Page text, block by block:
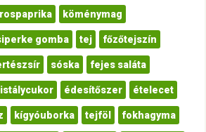
köménymag
gomba tej főzőtejszín
sóska fejes saláta
édesítőszer ételecet
kígyóuborka tejföl fokhagyma